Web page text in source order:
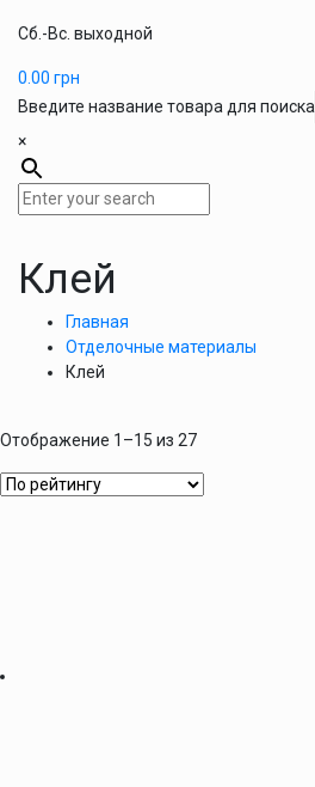
Сб.-Вс. выходной
0.00 грн
Введите название товара для поиска
×
Клей
Главная
Отделочные материалы
Клей
Отображение 1–15 из 27